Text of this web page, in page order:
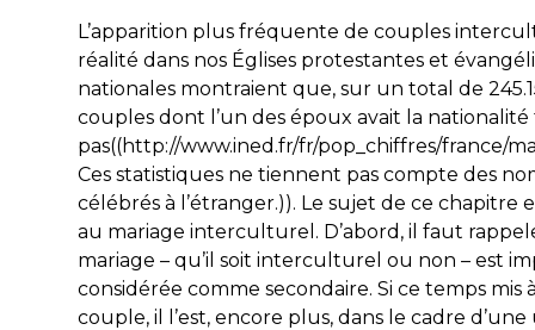
L’apparition plus fréquente de couples
réalité dans nos Églises protestantes et
nationales montraient que, sur un total de
couples dont l’un des époux avait la nationalité
pas((http://www.ined.fr/fr/pop_chiffres/france/
Ces statistiques ne tiennent pas compte des
célébrés à l’étranger.)). Le sujet de ce
au mariage interculturel. D’abord, il faut
mariage – qu’il soit interculturel ou non – est
considérée comme secondaire. Si ce temps
couple, il l’est, encore plus, dans le cadre